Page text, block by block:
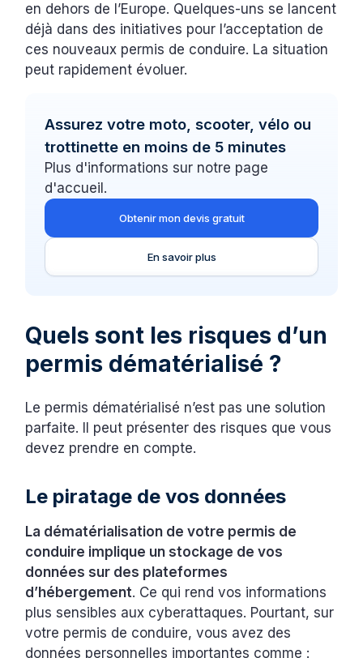
en dehors de l’Europe. Quelques-uns se lancent
déjà dans des initiatives pour l’acceptation de
ces nouveaux permis de conduire. La situation
peut rapidement évoluer.
Assurez votre moto, scooter, vélo ou
trottinette en moins de 5 minutes
Plus d'informations sur notre page
d'accueil.
Obtenir mon devis gratuit
En savoir plus
Quels sont les risques d’un
permis dématérialisé ?
Le permis dématérialisé n’est pas une solution
parfaite. Il peut présenter des risques que vous
devez prendre en compte.
Le piratage de vos données
La dématérialisation de votre permis de
conduire implique un stockage de vos
données sur des plateformes
d’hébergement. Ce qui rend vos informations
plus sensibles aux cyberattaques. Pourtant, sur
votre permis de conduire, vous avez des
données personnelles importantes comme :